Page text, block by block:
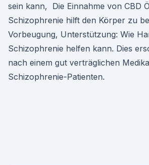
sein kann, Die Einnahme von CBD
Schizophrenie hilft den Körper zu
Vorbeugung, Unterstützung: Wie
Schizophrenie helfen kann. Dies
nach einem gut verträglichen
Schizophrenie-Patienten.